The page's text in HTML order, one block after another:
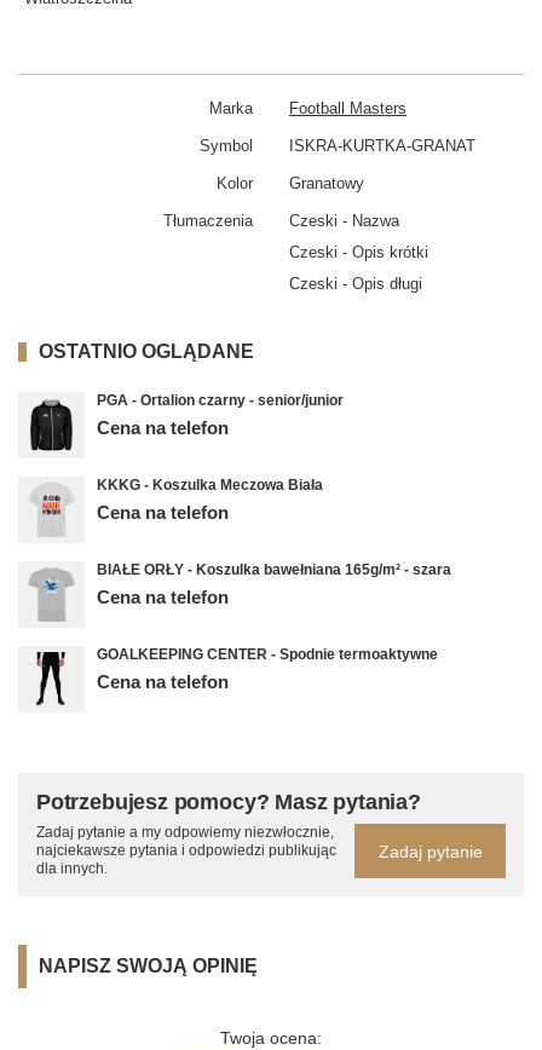
Marka Football Masters
Symbol ISKRA-KURTKA-GRANAT
Kolor Granatowy
Tłumaczenia
Czeski - Nazwa
Czeski - Opis krótki
Czeski - Opis długi
OSTATNIO OGLĄDANE
PGA - Ortalion czarny - senior/junior
Cena na telefon
KKKG - Koszulka Meczowa Biała
Cena na telefon
BIAŁE ORŁY - Koszulka bawełniana 165g/m² - szara
Cena na telefon
GOALKEEPING CENTER - Spodnie termoaktywne
Cena na telefon
Potrzebujesz pomocy? Masz pytania?
Zadaj pytanie a my odpowiemy niezwłocznie,
najciekawsze pytania i odpowiedzi publikując
dla innych.
Zadaj pytanie
NAPISZ SWOJĄ OPINIĘ
Twoja ocena: